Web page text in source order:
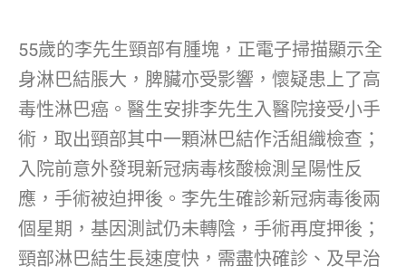
55歲的李先生頸部有腫塊，正電子掃描顯示全
身淋巴結脹大，脾臟亦受影響，懷疑患上了高
毒性淋巴癌。醫生安排李先生入醫院接受小手
術，取出頸部其中一顆淋巴結作活組織檢查；
入院前意外發現新冠病毒核酸檢測呈陽性反
應，手術被迫押後。李先生確診新冠病毒後兩
個星期，基因測試仍未轉陰，手術再度押後；
頸部淋巴結生長速度快，需盡快確診、及早治